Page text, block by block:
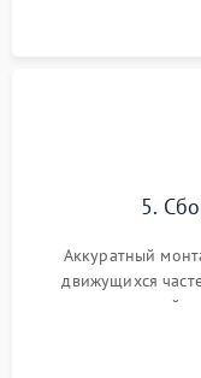
5.
Аккуратный
движущихся
силиконовой
декальцинации и